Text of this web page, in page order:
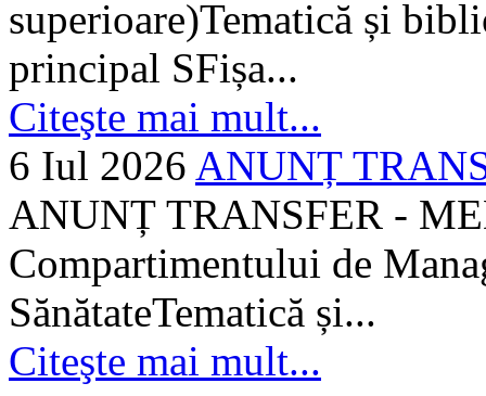
superioare)Tematică și
principal SFișa...
Citeşte mai mult...
6 Iul 2026 ANUNȚ
ANUNȚ TRANSFER -
Compartimentului de
SănătateTematică și...
Citeşte mai mult...